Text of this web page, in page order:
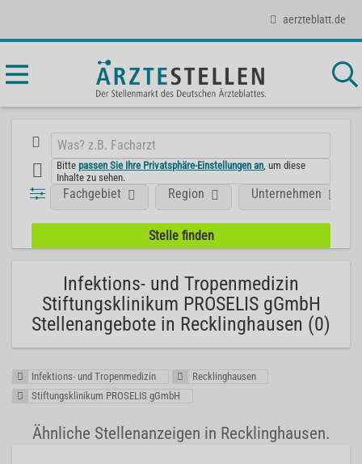
aerzteblatt.de
Bittepassen Sie Ihre Privatsphäre-Einstellungen an , um diese
Inhalte zu sehen.
Fachgebiet Region Unternehmen
Infektions- und Tropenmedizin
Stiftungsklinikum PROSELIS gGmbH
Stellenangebote in Recklinghausen (0)
Infektions- und Tropenmedizin
Recklinghausen
Stiftungsklinikum PROSELIS gGmbH
Ähnliche Stellenanzeigen in Recklinghausen.